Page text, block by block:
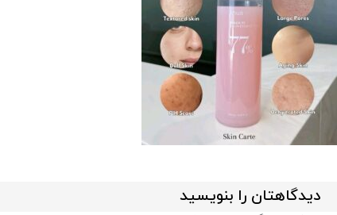
دیدگاهتان را بنویسید